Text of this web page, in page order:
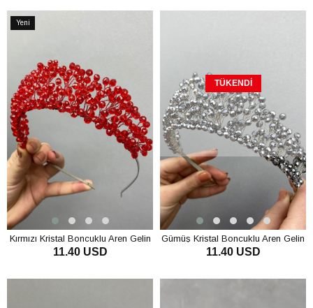
Yeni
Kırmızı Kristal Boncuklu Aren Gelin
ve Kına Tacı
11.40 USD
TÜKENDI
Gümüş Kristal Boncuklu Aren Gelin
ve Kına Tacı
11.40 USD